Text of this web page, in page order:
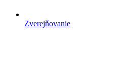
Zverejňovanie